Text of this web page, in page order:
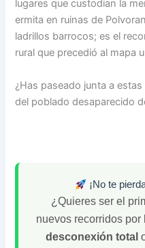
lugares que custodian la
ermita en ruinas de
ladrillos barrocos; es el
rural que precedió al mapa
¿Has paseado junta a
del poblado desaparecido
¡No te
¿Quieres ser el
nuevos recorridos
desconexión total